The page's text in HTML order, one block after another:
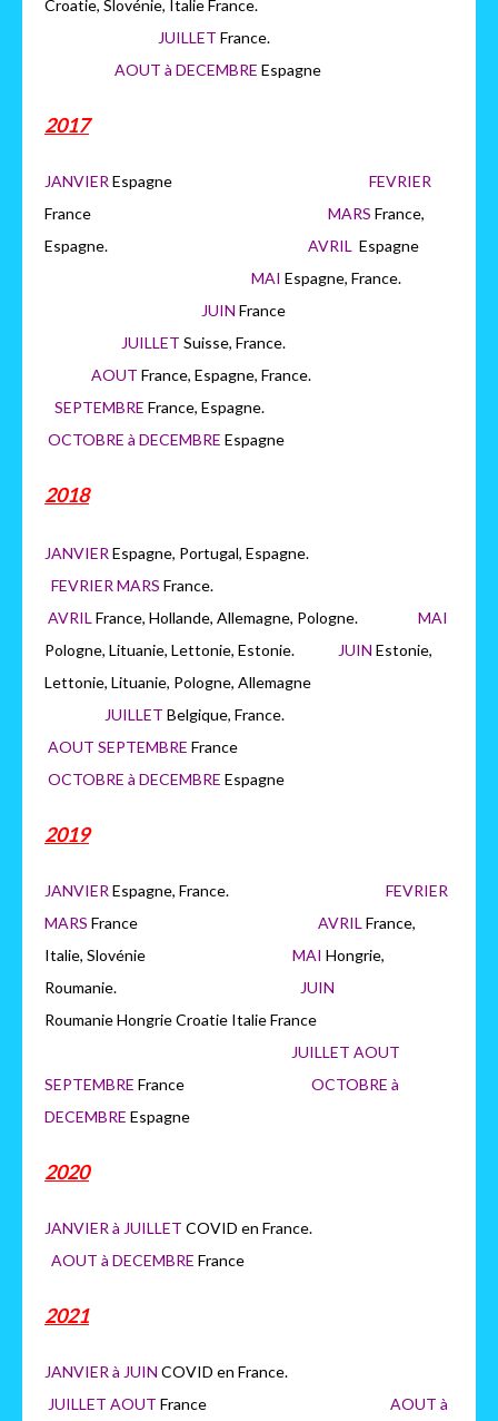
Croatie, Slovénie, Italie France.
JUILLET France.
AOUT à DECEMBRE Espagne
2017
JANVIER Espagne FEVRIER
France MARS France,
Espagne. AVRIL Espagne
MAI Espagne, France.
JUIN France
JUILLET Suisse, France.
AOUT France, Espagne, France.
SEPTEMBRE France, Espagne.
OCTOBRE à DECEMBRE Espagne
2018
JANVIER Espagne, Portugal, Espagne.
FEVRIER MARS France.
AVRIL France, Hollande, Allemagne, Pologne. MAI
Pologne, Lituanie, Lettonie, Estonie.
JUIN Estonie,
Lettonie, Lituanie, Pologne, Allemagne
JUILLET Belgique, France.
AOUT SEPTEMBRE France
OCTOBRE à DECEMBRE Espagne
2019
JANVIER Espagne, France. FEVRIER
MARS France AVRIL France,
Italie, Slovénie MAI Hongrie,
Roumanie.
JUIN
Roumanie Hongrie Croatie Italie France
JUILLET AOUT
SEPTEMBRE France OCTOBRE à
DECEMBRE Espagne
2020
JANVIER à JUILLET COVID en France.
AOUT à DECEMBRE France
2021
JANVIER à JUIN COVID en France.
JUILLET AOUT France AOUT à